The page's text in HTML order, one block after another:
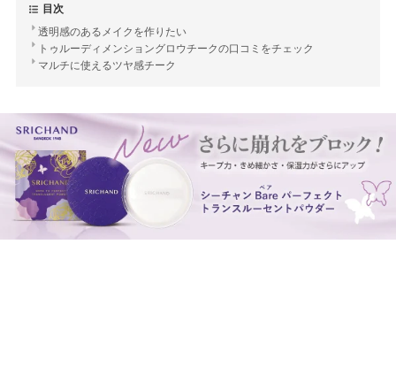
目次
透明感のあるメイクを作りたい
トゥルーディメンショングロウチークの口コミをチェック
マルチに使えるツヤ感チーク